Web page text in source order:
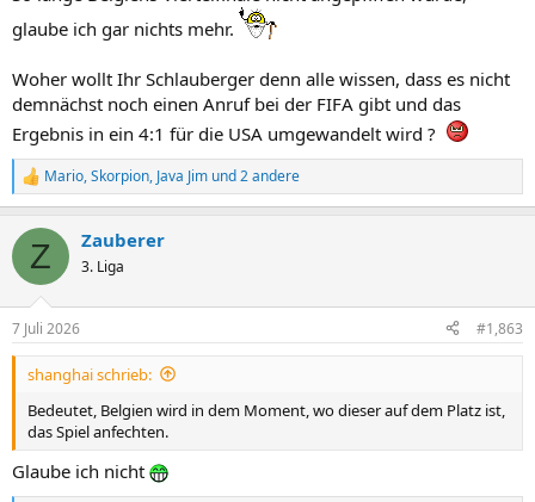
glaube ich gar nichts mehr.
Woher wollt Ihr Schlauberger denn alle wissen, dass es nicht
demnächst noch einen Anruf bei der FIFA gibt und das
Ergebnis in ein 4:1 für die USA umgewandelt wird ?
R
e
k
i
e
n
Mario,Skorpion, Java Jim und 2 andere
Z Zauberer
3. Liga
7 Juli 2026 #1,863
shanghai schrieb:
Bedeutet, Belgien wird in dem Moment, wo dieser auf dem Platz ist,
das Spiel anfechten.
Glaube ich nicht